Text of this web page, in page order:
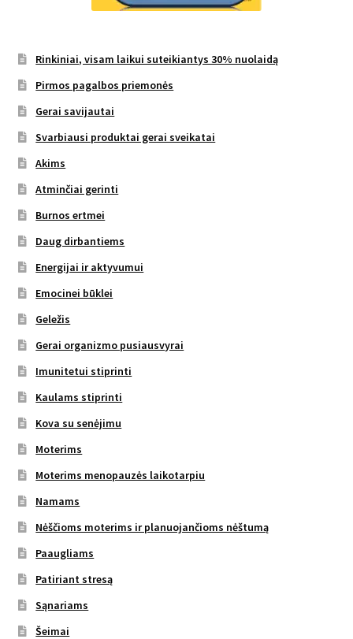
Rinkiniai, visam laikui suteikiantys 30% nuolaidą
Pirmos pagalbos priemonės
Gerai savijautai
Svarbiausi produktai gerai sveikatai
Akims
Atminčiai gerinti
Burnos ertmei
Daug dirbantiems
Energijai ir aktyvumui
Emocinei būklei
Geležis
Gerai organizmo pusiausvyrai
Imunitetui stiprinti
Kaulams stiprinti
Kova su senėjimu
Moterims
Moterims menopauzės laikotarpiu
Namams
Nėščioms moterims ir planuojančioms nėštumą
Paaugliams
Patiriant stresą
Sąnariams
Šeimai